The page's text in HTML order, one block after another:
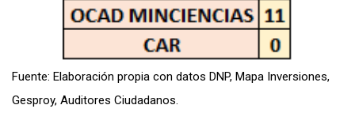
Fuente: Elaboración propia con datos DNP, Mapa Inversiones,
Gesproy, Auditores Ciudadanos.